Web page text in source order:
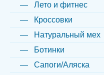
Лето и фитнес
Кроссовки
Натуральный мех
Ботинки
Сапоги/Аляска